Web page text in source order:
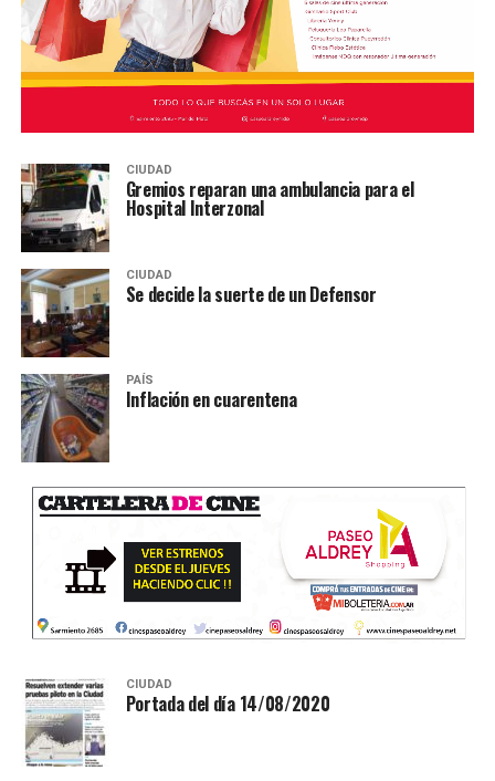
CIUDAD
Gremios reparan una ambulancia para el
Hospital Interzonal
CIUDAD
Se decide la suerte de un Defensor
PAÍS
Inflación en cuarentena
CIUDAD
Portada del día 14/08/2020